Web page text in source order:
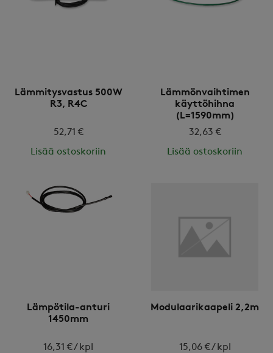
Lämmitysvastus 500W
R3, R4C
52,71 €
Lisää ostoskoriin
Lämmönvaihtimen
käyttöhihna
(L=1590mm)
32,63 €
Lisää ostoskoriin
Lämpötila-anturi
1450mm
16,31 € / kpl
Modulaarikaapeli 2,2m
15,06 € / kpl